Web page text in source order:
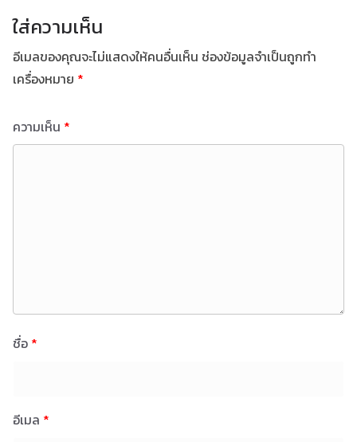
ใส่ความเห็น
อีเมลของคุณจะไม่แสดงให้คนอื่นเห็น ช่องข้อมูลจำเป็นถูกทำ
เครื่องหมาย *
ความเห็น *
ชื่อ *
อีเมล *